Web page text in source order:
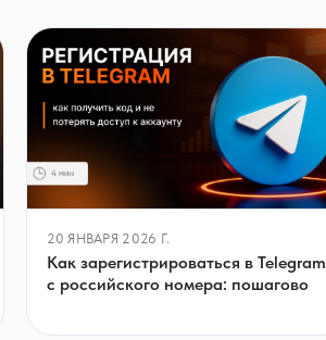
20 ЯНВАРЯ 2026 Г.
Как зарегистрироваться в Telegram
с российского номера: пошагово